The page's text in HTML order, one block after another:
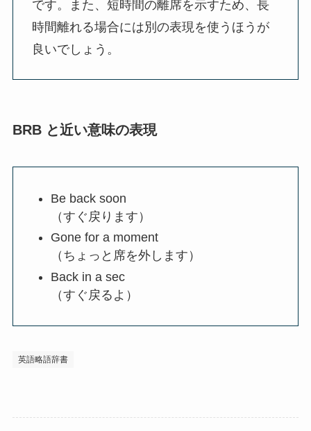
です。また、短時間の離席を示すため、長
時間離れる場合には別の表現を使うほうが
良いでしょう。
BRB と近い意味の表現
Be back soon
（すぐ戻ります）
Gone for a moment
（ちょっと席を外します）
Back in a sec
（すぐ戻るよ）
英語略語辞書